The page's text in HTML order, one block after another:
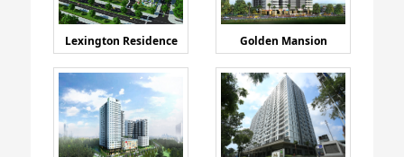
Lexington Residence Golden Mansion